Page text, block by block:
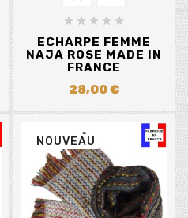
    
ECHARPE FEMME
NAJA ROSE MADE IN
FRANCE
28,00 €
NOUVEAU